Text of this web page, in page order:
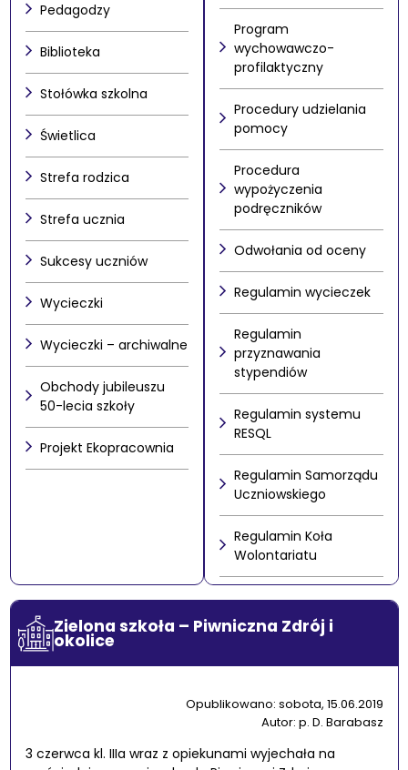
Zielona szkoła – Piwniczna Zdrój i
okolice
Opublikowano: sobota, 15.06.2019
Autor: p. D. Barabasz
3 czerwca kl. IIIa wraz z opiekunami wyjechała na
Pedagodzy
Biblioteka
Stołówka szkolna
Świetlica
Strefa rodzica
Strefa ucznia
Sukcesy uczniów
Wycieczki
Wycieczki – archiwalne
Obchody jubileuszu
50-lecia szkoły
Projekt Ekopracownia
Program
wychowawczo-
profilaktyczny
Procedury udzielania
pomocy
Procedura
wypożyczenia
podręczników
Odwołania od oceny
Regulamin wycieczek
Regulamin
przyznawania
stypendiów
Regulamin systemu
RESQL
Regulamin Samorządu
Uczniowskiego
Regulamin Koła
Wolontariatu